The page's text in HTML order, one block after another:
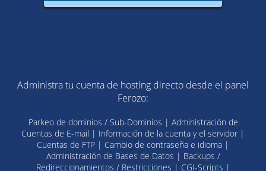
Administra tu cuenta de hosting directo desde el panel
Ferozo:
Parkeo de dominios / Sub-Dominios | Administración de
Cuentas de E-mail | Información de la cuenta y el servidor |
Cuentas de FTP | Cambio de contraseña e idioma |
Administración de Bases de Datos | Backups /
Redireccionamientos / Restricciones | CGI-Scripts |